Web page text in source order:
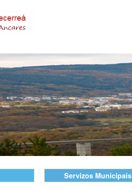
Servizos Municipais